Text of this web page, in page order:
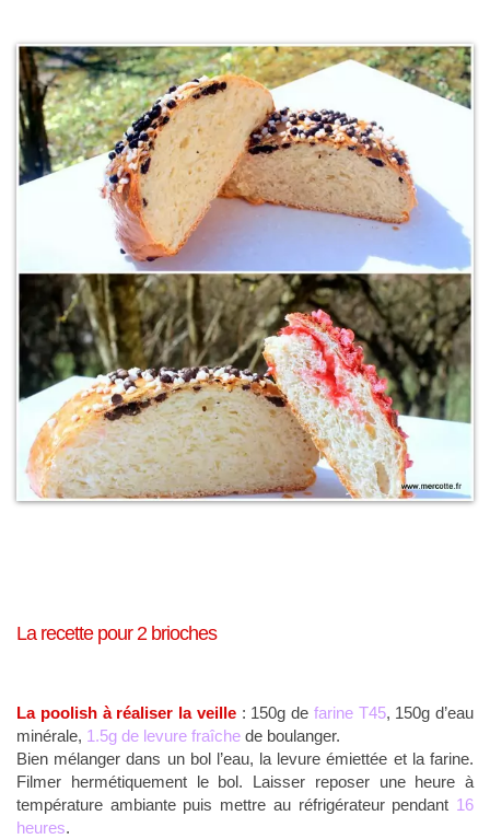
La recette pour 2 brioches
La poolish à réaliser la veille: 150g de farine T45, 150g d’eau
minérale, 1.5g de levure fraîche de boulanger.
Bien mélanger dans un bol l’eau, la levure émiettée et la farine.
Filmer hermétiquement le bol. Laisser reposer une heure à
température ambiante puis mettre au réfrigérateur pendant 16
heures.